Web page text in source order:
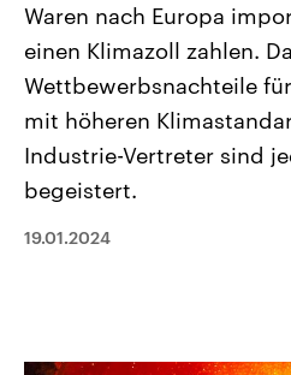
Landtagswahl Sachsen-Anhalt
2026
Alle Informationen
Sachsen-Anhalt wählt am 6.
September 2026 einen neuen
Landtag. Seit 2021 wird das
Bundesland von einer Koalition
Umfragen, Prognosen,
und Hintergründe zu den Parteien
und Kandidaten der anstehenden
Sendungen
Waren nach Europa
einen Klimazoll zahlen.
Wettbewerbsnachteile
mit höheren
Industrie-Vertreter sind
begeistert.
19.01.2024